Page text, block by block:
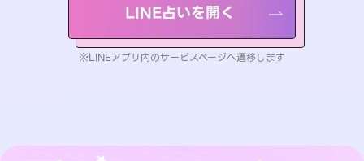
LINE占いを開く
※LINEアプリ内のサービスページへ遷移します